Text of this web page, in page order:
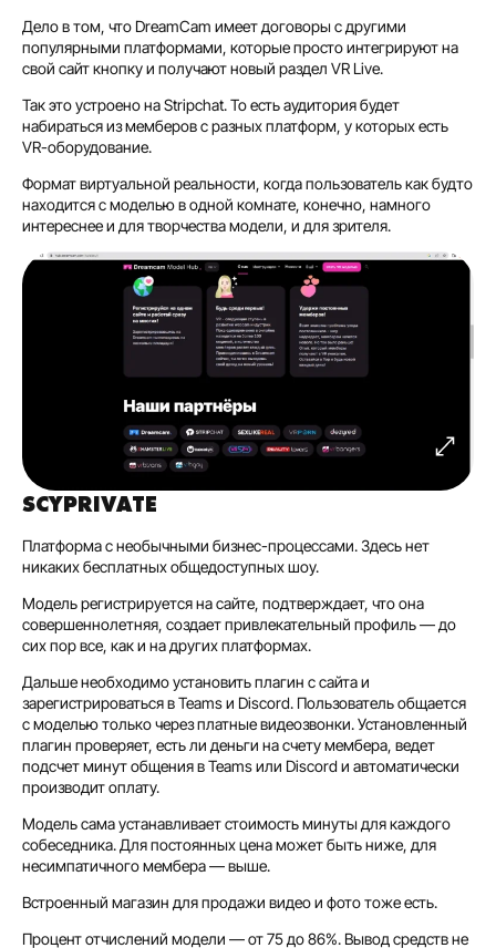
Дело в том, что DreamCam имеет договоры с другими
популярными платформами, которые просто интегрируют на
свой сайт кнопку и получают новый раздел VR Live.
Так это устроено на Stripchat. То есть аудитория будет
набираться из мемберов с разных платформ, у которых есть
VR-оборудование.
Формат виртуальной реальности, когда пользователь как будто
находится с моделью в одной комнате, конечно, намного
интереснее и для творчества модели, и для зрителя.
SCYPRIVATE
Платформа с необычными бизнес-процессами. Здесь нет
никаких бесплатных общедоступных шоу.
Модель регистрируется на сайте, подтверждает, что она
совершеннолетняя, создает привлекательный профиль — до
сих пор все, как и на других платформах.
Дальше необходимо установить плагин с сайта и
зарегистрироваться в Teams и Discord. Пользователь общается
с моделью только через платные видеозвонки. Установленный
плагин проверяет, есть ли деньги на счету мембера, ведет
подсчет минут общения в Teams или Discord и автоматически
производит оплату.
Модель сама устанавливает стоимость минуты для каждого
собеседника. Для постоянных цена может быть ниже, для
несимпатичного мембера — выше.
Встроенный магазин для продажи видео и фото тоже есть.
Процент отчислений модели — от 75 до 86%. Вывод средств не